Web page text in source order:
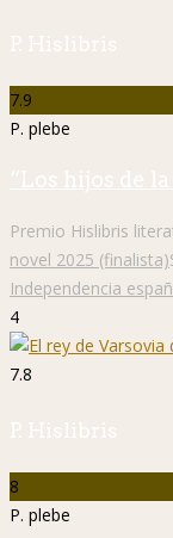
P. Hislibris
7.9
P. plebe
“Los hijos de
Premio Hislibris
novel 2025 (finalista)
Independencia
4
7.8
P. Hislibris
8
P. plebe